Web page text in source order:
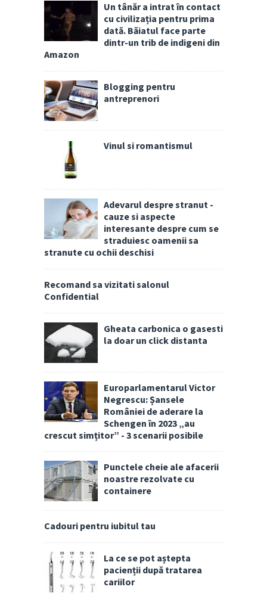
Un tânăr a intrat în contact
cu civilizația pentru prima
dată. Băiatul face parte
dintr-un trib de indigeni din
Amazon
Blogging pentru
antreprenori
Vinul si romantismul
Adevarul despre stranut -
cauze si aspecte
interesante despre cum se
straduiesc oamenii sa
stranute cu ochii deschisi
Recomand sa vizitati salonul
Confidential
Gheata carbonica o gasesti
la doar un click distanta
Europarlamentarul Victor
Negrescu: Șansele
României de aderare la
Schengen în 2023 „au
crescut simțitor” - 3 scenarii posibile
Punctele cheie ale afacerii
noastre rezolvate cu
containere
Cadouri pentru iubitul tau
La ce se pot aștepta
pacienții după tratarea
cariilor